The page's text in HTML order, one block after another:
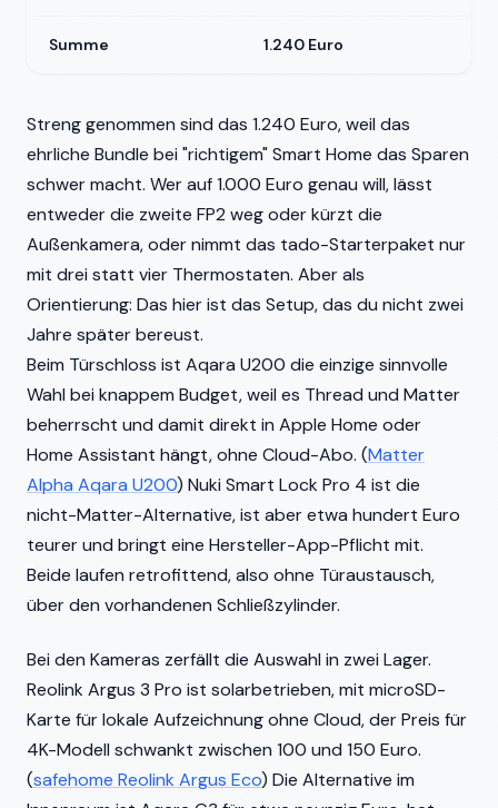
Summe 1.240 Euro
Streng genommen sind das 1.240 Euro, weil das
ehrliche Bundle bei "richtigem" Smart Home das Sparen
schwer macht. Wer auf 1.000 Euro genau will, lässt
entweder die zweite FP2 weg oder kürzt die
Außenkamera, oder nimmt das tado-Starterpaket nur
mit drei statt vier Thermostaten. Aber als
Orientierung: Das hier ist das Setup, das du nicht zwei
Jahre später bereust.
Beim Türschloss ist Aqara U200 die einzige sinnvolle
Wahl bei knappem Budget, weil es Thread und Matter
beherrscht und damit direkt in Apple Home oder
Home Assistant hängt, ohne Cloud-Abo. (Matter
Alpha Aqara U200) Nuki Smart Lock Pro 4 ist die
nicht-Matter-Alternative, ist aber etwa hundert Euro
teurer und bringt eine Hersteller-App-Pflicht mit.
Beide laufen retrofittend, also ohne Türaustausch,
über den vorhandenen Schließzylinder.
Bei den Kameras zerfällt die Auswahl in zwei Lager.
Reolink Argus 3 Pro ist solarbetrieben, mit microSD-
Karte für lokale Aufzeichnung ohne Cloud, der Preis für
4K-Modell schwankt zwischen 100 und 150 Euro.
(safehome Reolink Argus Eco) Die Alternative im